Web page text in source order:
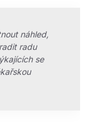
náhled,
radu
se